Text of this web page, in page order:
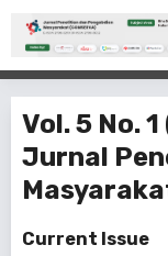
Vol. 5 No.
Jurnal
Current Issue